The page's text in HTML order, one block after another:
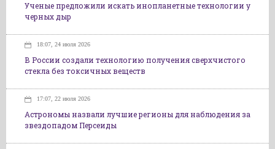
Ученые предложили искать инопланетные технологии у
черных дыр
18:07, 24 июля 2026
В России создали технологию получения сверхчистого
стекла без токсичных веществ
17:07, 22 июля 2026
Астрономы назвали лучшие регионы для наблюдения за
звездопадом Персеиды